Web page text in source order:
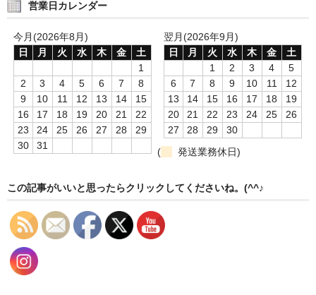
会社理念
沿革
お問合せ
送料のご案内
スタッフブログ
草津Tip店
営業日カレンダー
今月(2026年8月)
日
月 火 水 木 金
土
1
2
3 4 5 6 7
8
9
10 11 12 13 14
15
16
17 18 19 20 21
22
23
24 25 26 27 28
29
30
31
翌月(2026年9月)
日
月 火 水 木 金
土
1
2 3 4
5
6
7 8 9 10 11
12
13
14 15 16 17 18
19
20
21 22 23 24 25
26
27
28 29
30
(
発送業務休日)
この記事がいいと思ったらクリックしてくださいね。(^^♪